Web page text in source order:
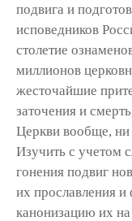
подвига и
исповедников
столетие
миллионов
жесточайшие
заточения и
Церкви вообще, ни
Изучить с учетом
гонения подвиг
их прославления и
канонизацию их